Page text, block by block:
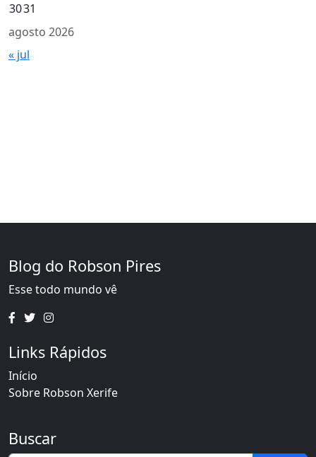
agosto 2026
3031
« jul
Blog do Robson Pires
Esse todo mundo vê
Links Rápidos
Início
Sobre Robson Xerife
Buscar